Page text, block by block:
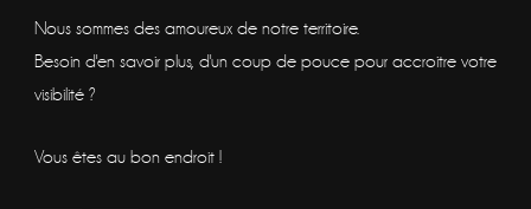
Nous sommes des amoureux de notre territoire.
Besoin d'en savoir plus, d'un coup de pouce pour accroitre votre
visibilité ?
Vous êtes au bon endroit !